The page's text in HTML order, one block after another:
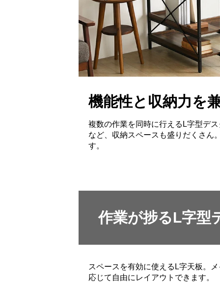
機能性と収納力を
複数の作業を同時に行えるL字型デ
など、収納スペースも盛りだくさん
す。
作業が捗るL字型
スペースを有効に使えるL字天板。
応じて自由にレイアウトできます。